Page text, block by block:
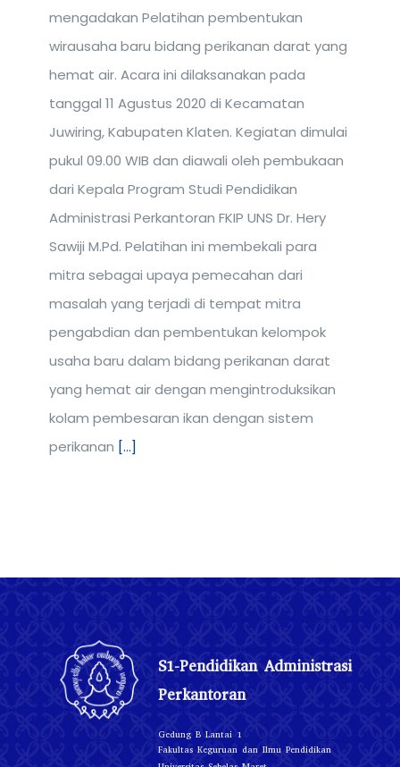
mengadakan Pelatihan pembentukan
wirausaha baru bidang perikanan darat yang
hemat air. Acara ini dilaksanakan pada
tanggal 11 Agustus 2020 di Kecamatan
Juwiring, Kabupaten Klaten. Kegiatan dimulai
pukul 09.00 WIB dan diawali oleh pembukaan
dari Kepala Program Studi Pendidikan
Administrasi Perkantoran FKIP UNS Dr. Hery
Sawiji M.Pd. Pelatihan ini membekali para
mitra sebagai upaya pemecahan dari
masalah yang terjadi di tempat mitra
pengabdian dan pembentukan kelompok
usaha baru dalam bidang perikanan darat
yang hemat air dengan mengintroduksikan
kolam pembesaran ikan dengan sistem
perikanan [...]
S1-Pendidikan Administrasi
Perkantoran
Gedung B Lantai 1
Fakultas Keguruan dan Ilmu Pendidikan